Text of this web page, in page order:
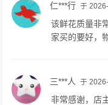
仁***行 于
该鲜花质量非
家买的要好，
三***人 于
非常感谢，店